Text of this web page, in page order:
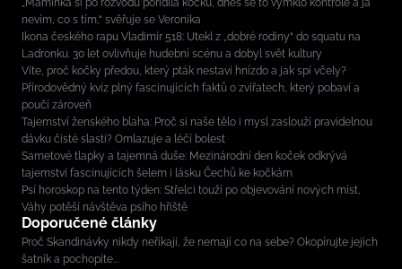
„Maminka si po rozvodu pořídila kočku, dnes se to vymklo kontrole a já
nevím, co s tím,“ svěřuje se Veronika
Ikona českého rapu Vladimír 518: Utekl z „dobré rodiny“ do squatu na
Ladronku. 30 let ovlivňuje hudební scénu a dobyl svět kultury
Víte, proč kočky předou, který pták nestaví hnízdo a jak spí včely?
Přírodovědný kvíz plný fascinujících faktů o zvířatech, který pobaví a
poučí zároveň
Tajemství ženského blaha: Proč si naše tělo i mysl zaslouží pravidelnou
dávku čisté slasti? Omlazuje a léčí bolest
Sametové tlapky a tajemná duše: Mezinárodní den koček odkrývá
tajemství fascinujících šelem i lásku Čechů ke kočkám
Psí horoskop na tento týden: Střelci touží po objevování nových míst,
Váhy potěší návštěva psího hřiště
Doporučené články
Proč Skandinávky nikdy neříkají, že nemají co na sebe? Okopírujte jejich
šatník a pochopíte...